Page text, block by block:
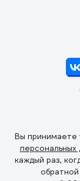
Вы принимаете
персональных
каждый раз,